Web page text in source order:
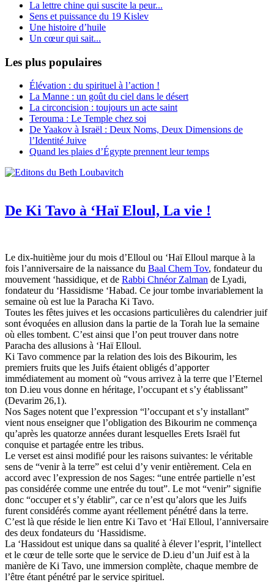
La lettre chine qui suscite la peur...
Sens et puissance du 19 Kislev
Une histoire d’huile
Un cœur qui sait...
Les plus populaires
Élévation : du spirituel à l’action !
La Manne : un goût du ciel dans le désert
La circoncision : toujours un acte saint
Terouma : Le Temple chez soi
De Yaakov à Israël : Deux Noms, Deux Dimensions de
l’Identité Juive
Quand les plaies d’Égypte prennent leur temps
De Ki Tavo à ‘Haï Eloul, La vie !
Le dix-huitième jour du mois d’Elloul ou ‘Haï Elloul marque à la
fois l’anniversaire de la naissance du Baal Chem Tov, fondateur du
mouvement ‘hassidique, et de Rabbi Chnéor Zalman de Lyadi,
fondateur du ‘Hassidisme ‘Habad. Ce jour tombe invariablement la
semaine où est lue la Paracha Ki Tavo.
Toutes les fêtes juives et les occasions particulières du calendrier juif
sont évoquées en allusion dans la partie de la Torah lue la semaine
où elles tombent. C’est ainsi que l’on peut trouver dans notre
Paracha des allusions à ‘Haï Elloul.
Ki Tavo commence par la relation des lois des Bikourim, les
premiers fruits que les Juifs étaient obligés d’apporter
immédiatement au moment où “vous arrivez à la terre que l’Eternel
ton D.ieu vous donne en héritage, l’occupant et s’y établissant”
(Devarim 26,1).
Nos Sages notent que l’expression “l’occupant et s’y installant”
vient nous enseigner que l’obligation des Bikourim ne commença
qu’après les quatorze années durant lesquelles Erets Israël fut
conquise et partagée entre les tribus.
Le verset est ainsi modifié pour les raisons suivantes: le véritable
sens de “venir à la terre” est celui d’y venir entièrement. Cela en
accord avec l’expression de nos Sages: “une entrée partielle n’est
pas considérée comme une entrée du tout”. Le mot “venir” signifie
donc “occuper et s’y établir”, car ce n’est qu’alors que les Juifs
furent considérés comme ayant réellement pénétré dans la terre.
C’est là que réside le lien entre Ki Tavo et ‘Haï Elloul, l’anniversaire
des deux fondateurs du ‘Hassidisme.
La ‘Hassidout est unique dans sa qualité à élever l’esprit, l’intellect
et le cœur de telle sorte que le service de D.ieu d’un Juif est à la
manière de Ki Tavo, une immersion complète, chaque membre de
l’être étant pénétré par le service spirituel.